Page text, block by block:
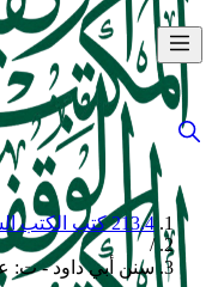
213.4 كتب الكتب الستة
/
سنن أبي داود - ت: